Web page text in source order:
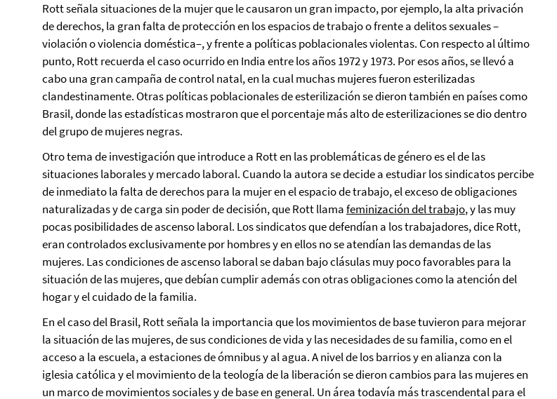
Rott señala situaciones de la mujer que le causaron un gran impacto, por ejemplo, la alta privación
de derechos, la gran falta de protección en los espacios de trabajo o frente a delitos sexuales –
violación o violencia doméstica–, y frente a políticas poblacionales violentas. Con respecto al último
punto, Rott recuerda el caso ocurrido en India entre los años 1972 y 1973. Por esos años, se llevó a
cabo una gran campaña de control natal, en la cual muchas mujeres fueron esterilizadas
clandestinamente. Otras políticas poblacionales de esterilización se dieron también en países como
Brasil, donde las estadísticas mostraron que el porcentaje más alto de esterilizaciones se dio dentro
del grupo de mujeres negras.
Otro tema de investigación que introduce a Rott en las problemáticas de género es el de las
situaciones laborales y mercado laboral. Cuando la autora se decide a estudiar los sindicatos percibe
de inmediato la falta de derechos para la mujer en el espacio de trabajo, el exceso de obligaciones
naturalizadas y de carga sin poder de decisión, que Rott llamafeminización del trabajo, y las muy
pocas posibilidades de ascenso laboral. Los sindicatos que defendían a los trabajadores, dice Rott,
eran controlados exclusivamente por hombres y en ellos no se atendían las demandas de las
mujeres. Las condiciones de ascenso laboral se daban bajo clásulas muy poco favorables para la
situación de las mujeres, que debían cumplir además con otras obligaciones como la atención del
hogar y el cuidado de la familia.
En el caso del Brasil, Rott señala la importancia que los movimientos de base tuvieron para mejorar
la situación de las mujeres, de sus condiciones de vida y las necesidades de su familia, como en el
acceso a la escuela, a estaciones de ómnibus y al agua. A nivel de los barrios y en alianza con la
iglesia católica y el movimiento de la teología de la liberación se dieron cambios para las mujeres en
un marco de movimientos sociales y de base en general. Un área todavía más trascendental para el